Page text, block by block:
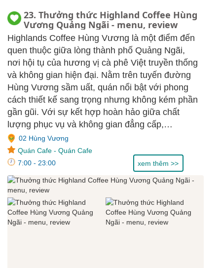
23. Thưởng thức Highland Coffee Hùng
Vương Quảng Ngãi - menu, review
Highlands Coffee Hùng Vương là một điểm đến
quen thuộc giữa lòng thành phố Quảng Ngãi,
nơi hội tụ của hương vị cà phê Việt truyền thống
và không gian hiện đại. Nằm trên tuyến đường
Hùng Vương sầm uất, quán nổi bật với phong
cách thiết kế sang trọng nhưng không kém phần
gần gũi. Với sự kết hợp hoàn hảo giữa chất
lượng phục vụ và không gian đẳng cấp,
Highlands Coffee Hùng Vương chắc chắn sẽ
mang đến cho bạn những trải nghiệm đáng nhớ.
02 Hùng Vương
Quán Cafe - Quán Cafe
7:00 - 23:00
xem thêm >>